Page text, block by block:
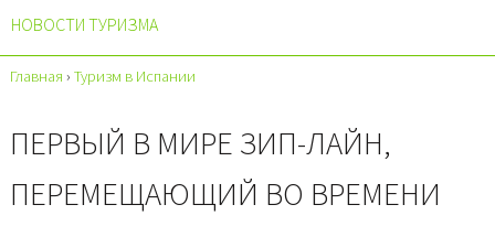
НОВОСТИ ТУРИЗМА
Главная › Туризм в Испании
ПЕРВЫЙ В МИРЕ ЗИП-ЛАЙН,
ПЕРЕМЕЩАЮЩИЙ ВО ВРЕМЕНИ